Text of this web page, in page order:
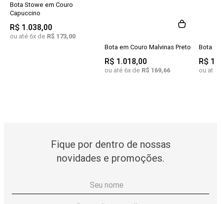
Bota Stowe em Couro
Capuccino
R$ 1 .038,00
ou até 6x de R$ 173,00
Bota em Couro Malvinas Preto
R$ 1 .018,00
ou até 6x de R$ 169,66
Bota
R$ 1
ou até
Fique por dentro de nossas
novidades e promoções.